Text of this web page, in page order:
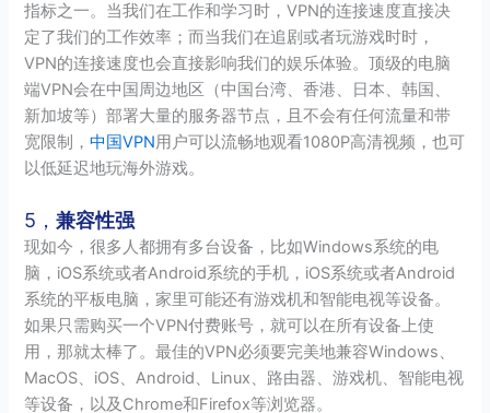
指标之一。当我们在工作和学习时，VPN的连接速度直接决
定了我们的工作效率；而当我们在追剧或者玩游戏时时，
VPN的连接速度也会直接影响我们的娱乐体验。顶级的电脑
端VPN会在中国周边地区（中国台湾、香港、日本、韩国、
新加坡等）部署大量的服务器节点，且不会有任何流量和带
宽限制，中国VPN用户可以流畅地观看1080P高清视频，也可
以低延迟地玩海外游戏。
5，兼容性强
现如今，很多人都拥有多台设备，比如Windows系统的电
脑，iOS系统或者Android系统的手机，iOS系统或者Android
系统的平板电脑，家里可能还有游戏机和智能电视等设备。
如果只需购买一个VPN付费账号，就可以在所有设备上使
用，那就太棒了。最佳的VPN必须要完美地兼容Windows、
MacOS、iOS、Android、Linux、路由器、游戏机、智能电视
等设备，以及Chrome和Firefox等浏览器。